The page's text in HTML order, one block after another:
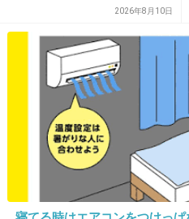
このほか、新潟県が
円、高知銀行が１２億
全東信向け融資に焦げ
ぎ公表した。
2026/07/07(火) 22:38:10
2026年8月10日